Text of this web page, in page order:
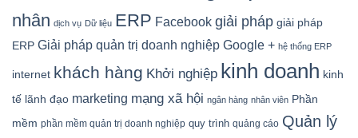
nhân dịch vụ Dữ liệu ERP Facebook giải pháp giải pháp
ERP Giải pháp quản trị doanh nghiệp Google + hệ thống ERP
internet khách hàng Khởi nghiệp kinh doanh kinh
tế lãnh đạo marketing mạng xã hội ngân hàng nhân viên Phần
mềm phần mềm quản trị doanh nghiệp quy trình quảng cáo Quản lý